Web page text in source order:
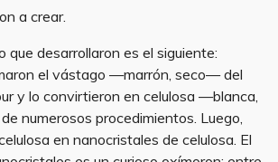
a crear.
que desarrollaron es el siguiente:
el vástago —marrón, seco— del
y lo convirtieron en celulosa —blanca,
numerosos procedimientos. Luego,
en nanocristales de celulosa. El